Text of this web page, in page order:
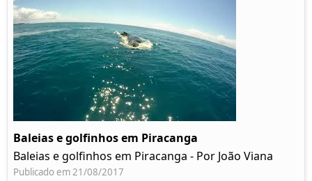
Baleias e golfinhos em Piracanga
Baleias e golfinhos em Piracanga - Por João Viana
Publicado em 21/08/2017